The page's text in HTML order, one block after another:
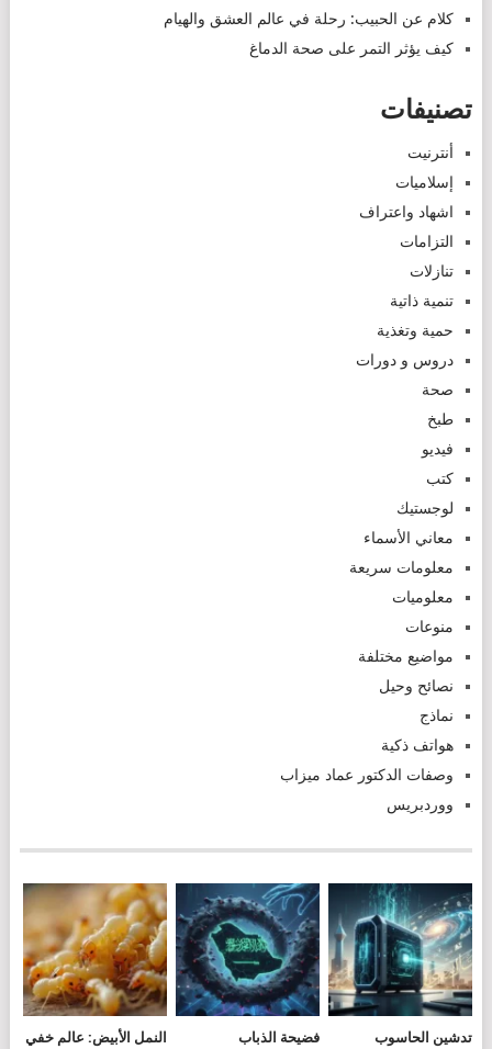
كلام عن الحبيب: رحلة في عالم العشق والهيام
كيف يؤثر التمر على صحة الدماغ
تصنيفات
أنترنيت
إسلاميات
اشهاد واعتراف
التزامات
تنازلات
تنمية ذاتية
حمية وتغذية
دروس و دورات
صحة
طبخ
فيديو
كتب
لوجستيك
معاني الأسماء
معلومات سريعة
معلوميات
منوعات
مواضيع مختلفة
نصائح وحيل
نماذج
هواتف ذكية
وصفات الدكتور عماد ميزاب
ووردبريس
تدشين الحاسوب فضيحة الذباب النمل الأبيض: عالم خفي